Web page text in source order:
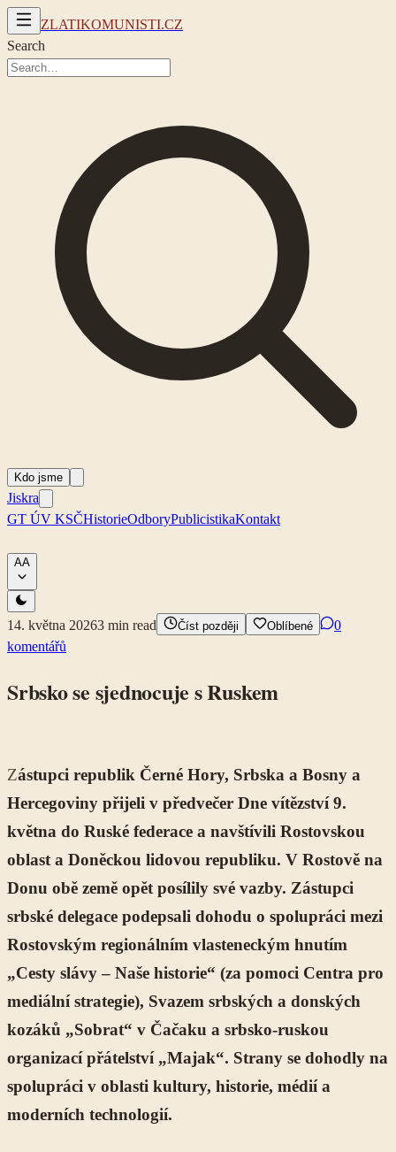
ZLATIKOMUNISTI.CZ
Search
Kdo jsme
Jiskra
GT ÚV KSČHistorieOdboryPublicistikaKontakt
AA
14. května 20263 min read Číst později Oblíbené
0
komentářů
Srbsko se sjednocuje s Ruskem
Zástupci republik Černé Hory, Srbska a Bosny a
Hercegoviny přijeli v předvečer Dne vítězství 9.
května do Ruské federace a navštívili Rostovskou
oblast a Doněckou lidovou republiku. V Rostově na
Donu obě země opět posílily své vazby. Zástupci
srbské delegace podepsali dohodu o spolupráci mezi
Rostovským regionálním vlasteneckým hnutím
„Cesty slávy – Naše historie“ (za pomoci Centra pro
mediální strategie), Svazem srbských a donských
kozáků „Sobrat“ v Čačaku a srbsko-ruskou
organizací přátelství „Majak“. Strany se dohodly na
spolupráci v oblasti kultury, historie, médií a
moderních technologií.